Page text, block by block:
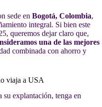
sede en Bogotá, Colombia,
integral. Si bien este
queremos dejar claro que,
una de las mejores
combinada con ahorro y
viaja a USA
su explantación, tenga en